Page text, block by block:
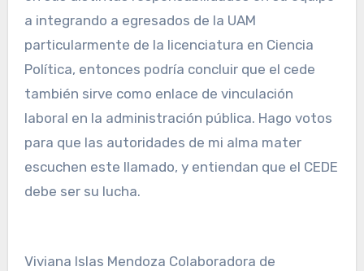
a integrando a egresados de la UAM
particularmente de la licenciatura en Ciencia
Política, entonces podría concluir que el cede
también sirve como enlace de vinculación
laboral en la administración pública. Hago votos
para que las autoridades de mi alma mater
escuchen este llamado, y entiendan que el CEDE
debe ser su lucha.
Viviana Islas Mendoza Colaboradora de